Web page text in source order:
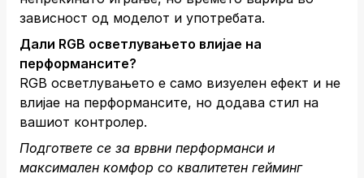
зависност од моделот и употребата.
Дали RGB осветлувањето влијае на
перформансите?
RGB осветлувањето е само визуелен ефект и не
влијае на перформансите, но додава стил на
вашиот контролер.
Подгответе се за врвни перформанси и
максимален комфор со квалитетен гейминг